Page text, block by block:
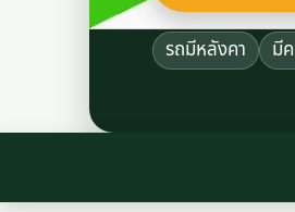
รถมีหลังคา มี